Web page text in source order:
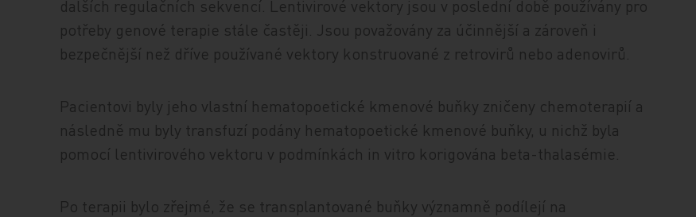
dalších regulačních sekvencí. Lentivirové vektory jsou v poslední době používány pro
potřeby genové terapie stále častěji. Jsou považovány za účinnější a zároveň i
bezpečnější než dříve používané vektory konstruované z retrovirů nebo adenovirů.
Pacientovi byly jeho vlastní hematopoetické kmenové buňky zničeny chemoterapií a
následně mu byly transfuzí podány hematopoetické kmenové buňky, u nichž byla
pomocí lentivirového vektoru v podmínkách in vitro korigována beta-thalasémie.
Po terapii bylo zřejmé, že se transplantované buňky významně podílejí na